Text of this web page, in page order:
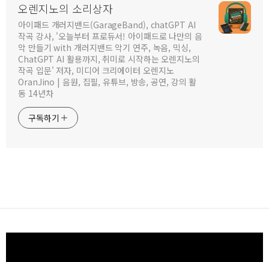
오렌지노의 소리상자
아이패드 개러지밴드(GarageBand), chatGPT AI
작곡 강사, '오늘부터 프로듀서! 아이패드로 나만의 음
악 만들기 with 개러지밴드 악기 연주, 녹음, 믹싱,
ChatGPT AI 활용까지, 취미로 시작하는 오렌지노의
작곡 입문' 저자, 미디어 크리에이터 오렌지노
OranJino | 음원, 집필, 유튜브, 방송, 공연, 강의 활
동 14년차
구독하기